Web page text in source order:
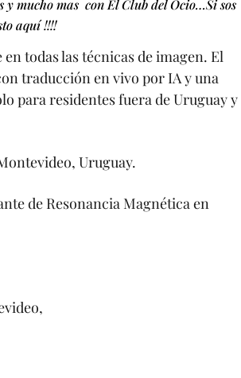
y mucho mas con El Club del Ocio…Si sos
aquí !!!!
todas las técnicas de imagen. El
traducción en vivo por IA y una
para residentes fuera de Uruguay y
Uruguay.
de Resonancia Magnética en